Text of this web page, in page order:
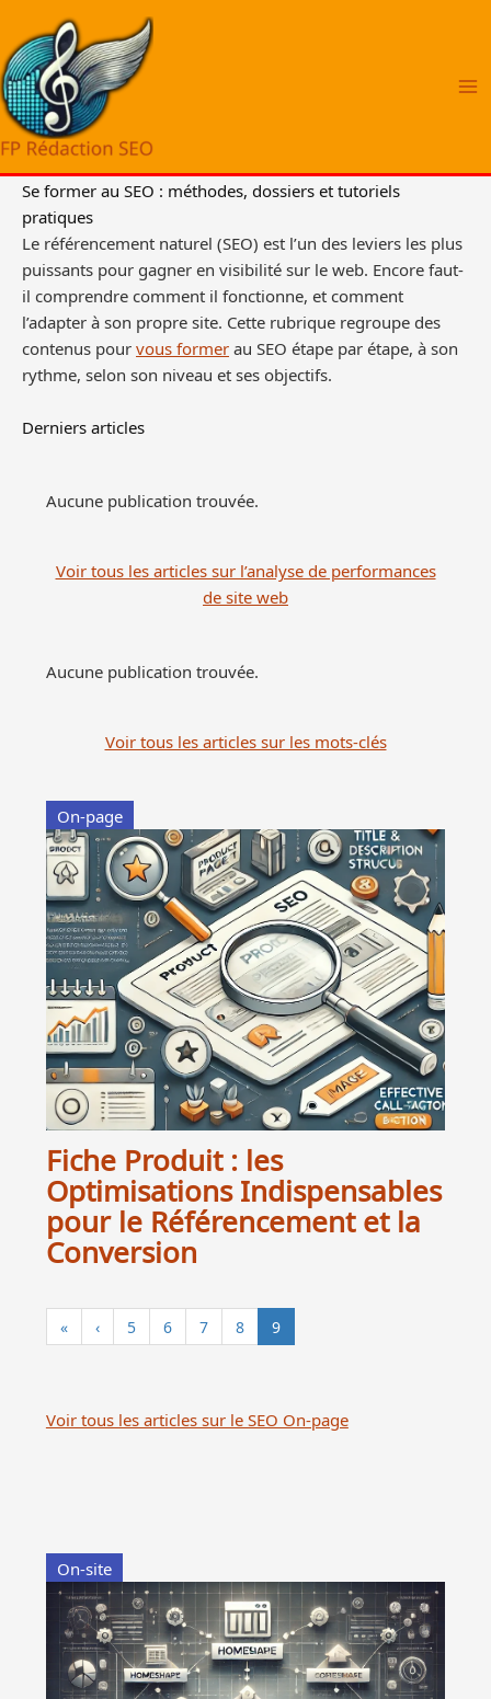
contenu
Se former au SEO : méthodes, dossiers et tutoriels
pratiques
Le référencement naturel (SEO) est l’un des leviers les plus
puissants pour gagner en visibilité sur le web. Encore faut-
il comprendre comment il fonctionne, et comment
l’adapter à son propre site. Cette rubrique regroupe des
contenus pourvous formerau SEO étape par étape, à son
rythme, selon son niveau et ses objectifs.
Derniers articles
Aucune publication trouvée.
Voir tous les articles sur l’analyse de performances
de site web
Aucune publication trouvée.
Voir tous les articles sur les mots-clés
On-page
Fiche Produit : les
Optimisations Indispensables
pour le Référencement et la
Conversion
« ‹ 5 6 7 8 9
Voir tous les articles sur le SEO On-page
On-site